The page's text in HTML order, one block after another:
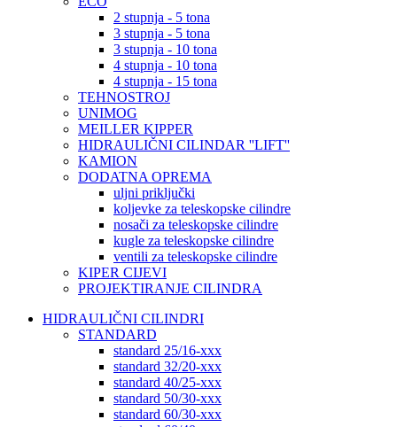
2 stupnja - 5 tona
3 stupnja - 5 tona
3 stupnja - 10 tona
4 stupnja - 10 tona
4 stupnja - 15 tona
TEHNOSTROJ
UNIMOG
MEILLER KIPPER
HIDRAULIČNI CILINDAR ''LIFT''
KAMION
DODATNA OPREMA
uljni priključki
koljevke za teleskopske cilindre
nosači za teleskopske cilindre
kugle za teleskopske cilindre
ventili za teleskopske cilindre
KIPER CIJEVI
PROJEKTIRANJE CILINDRA
HIDRAULIČNI CILINDRI
STANDARD
standard 25/16-xxx
standard 32/20-xxx
standard 40/25-xxx
standard 50/30-xxx
standard 60/30-xxx